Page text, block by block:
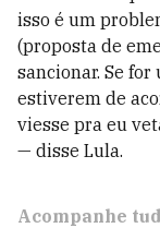
isso é um
(proposta de
sancionar. Se
estiverem de
viesse pra eu
— disse Lula.
Acompanhe